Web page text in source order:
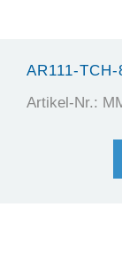
AR111-
Artikel-Nr.: